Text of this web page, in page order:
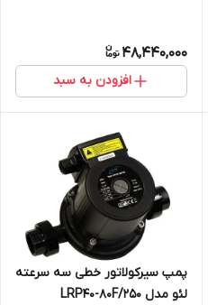
48,440,000
افزودن به سبد
پمپ سیرکولاتور خطی سه سرعته
لئو مدل LRP40-80F/250